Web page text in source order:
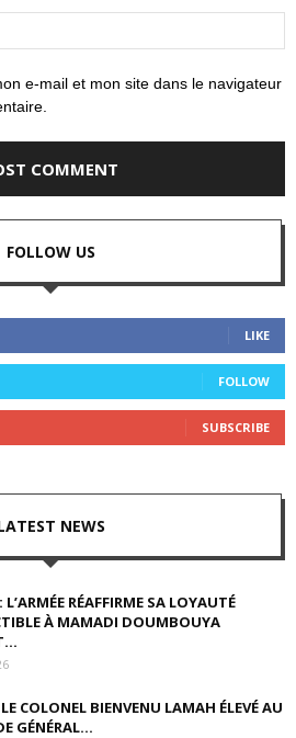
e-mail et mon site dans le navigateur
FOLLOW US
LIKE
FOLLOW
SUBSCRIBE
NEWS
L’ARMÉE RÉAFFIRME SA LOYAUTÉ
À MAMADI DOUMBOUYA
COLONEL BIENVENU LAMAH ÉLEVÉ AU
GÉNÉRAL...